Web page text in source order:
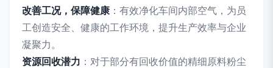
改善工况，保障健康 ：有效净化车间内部空气，为员
工创造安全、健康的工作环境，提升生产效率与企业
凝聚力。
资源回收潜力 ：对于部分有回收价值的精细原料粉尘